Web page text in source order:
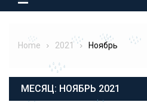
Home 2021 Ноябрь
МЕСЯЦ: НОЯБРЬ 2021